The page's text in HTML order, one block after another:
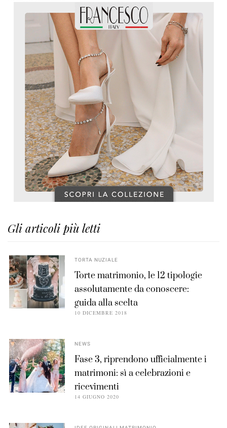
Gli articoli più letti
TORTA NUZIALE
Torte matrimonio, le 12 tipologie
assolutamente da conoscere:
guida alla scelta
10 DICEMBRE 2018
NEWS
Fase 3, riprendono ufficialmente i
matrimoni: sì a celebrazioni e
ricevimenti
14 GIUGNO 2020